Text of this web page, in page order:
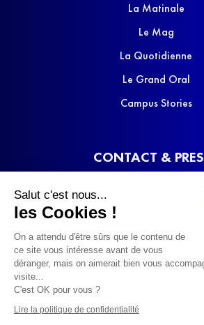
Salut c'est nous...
les Cookies !
On a attendu d'être sûrs que le contenu de
ce site vous intéresse avant de vous
déranger, mais on aimerait bien vous
visite...
C'est OK pour vous ?
Lire la politique de confidentialité
La Matinale
Le Mag
La Quotidienne
Le Grand Oral
Campus Stories
CONTACT &